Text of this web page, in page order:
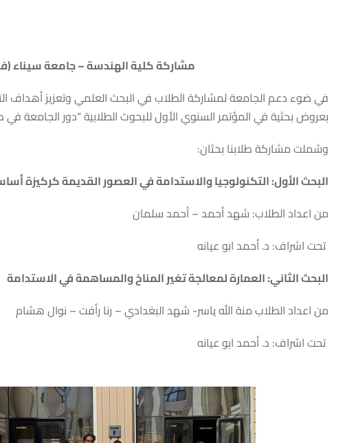
مشاركة كلية الهندسة – جامعة سيناء
في ضوء دعم الجامعة لمشاركة الطلاب في البحث العلمي وتعزيز أهداف
بعروض بحثية في المؤتمر السنوي الأول للبحوث الطلابية “دور الجامعة
وشملت مشاركة طلابنا بحثان:
البحث الأول: التكنولوجيا والاستدامة في العصور القديمة كركيزة
من اعداد الطلاب: شهد أحمد – أحمد سلمان
تحت اشراف: د. أحمد ابو عيانه
البحث الثاني: العمارة لمعالجة تغير المناخ والمساهمة في الاستدامة
من اعداد الطلاب منة الله ياسر- شهد البغدادي – رنا رأفت – نوال هشام
تحت اشراف: د. أحمد ابو عيانه